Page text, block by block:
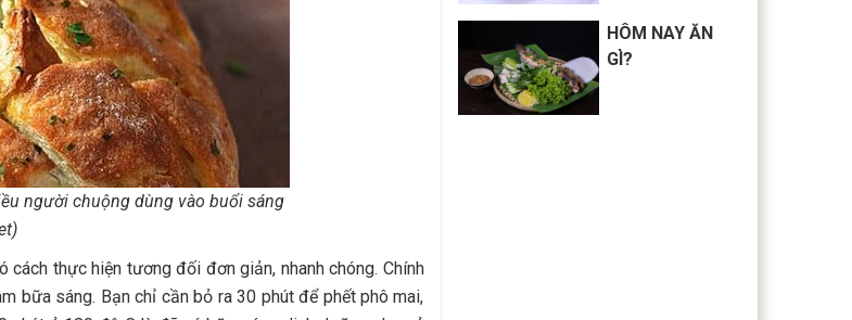
người chuộng dùng vào buổi sáng
cách thực hiện tương đối đơn giản, nhanh chóng. Chính
bữa sáng. Bạn chỉ cần bỏ ra 30 phút để phết phô mai,
HÔM NAY ĂN
GÌ?